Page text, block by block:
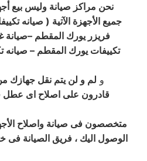
نحن مراكز صيانة وليس بيع
جميع الأجهزة الآتية ( صيانه
فريزر يورك المقطم –صيانة
تكييفات يورك المقطم – صيانه
و لم و لن يتم نقل جهازك
قادرون على اصلاح اى عطل
متخصصون فى صيانة واصلاح
الوصول اليك ، فريق الصيانة فى